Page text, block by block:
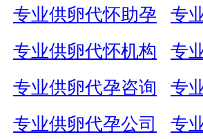
专业供卵代怀助孕
专
专业供卵代怀机构
专
专业供卵代孕咨询
专
专业供卵代孕公司
专